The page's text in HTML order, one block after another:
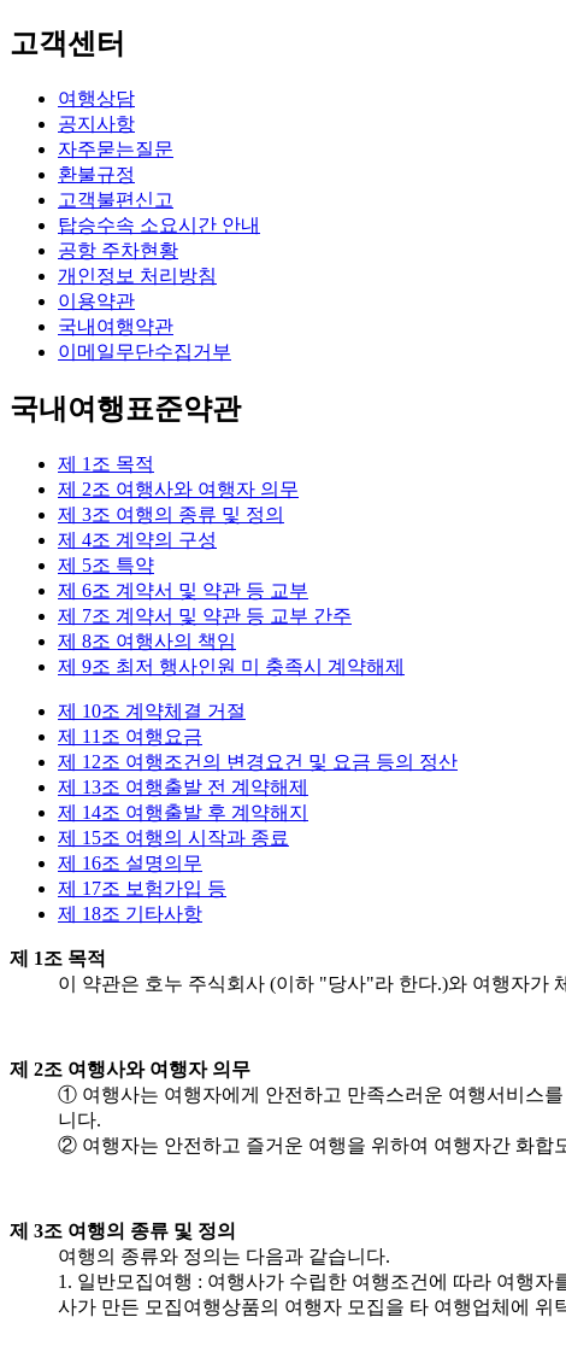
고객센터
여행상담
공지사항
자주묻는질문
환불규정
고객불편신고
탑승수속 소요시간 안내
공항 주차현황
개인정보 처리방침
이용약관
국내여행약관
이메일무단수집거부
국내여행표준약관
제 1조 목적
제 2조 여행사와 여행자 의무
제 3조 여행의 종류 및 정의
제 4조 계약의 구성
제 5조 특약
제 6조 계약서 및 약관 등 교부
제 7조 계약서 및 약관 등 교부 간주
제 8조 여행사의 책임
제 9조 최저 행사인원 미 충족시 계약해제
제 10조 계약체결 거절
제 11조 여행요금
제 12조 여행조건의 변경요건 및 요금 등의 정산
제 13조 여행출발 전 계약해제
제 14조 여행출발 후 계약해지
제 15조 여행의 시작과 종료
제 16조 설명의무
제 17조 보험가입 등
제 18조 기타사항
제 1조 목적
이 약관은 호누 주식회사 (이하 "당사"라 한다.)와 여행자가
제 2조 여행사와 여행자 의무
① 여행사는 여행자에게 안전하고 만족스러운 여행서비스
니다.
② 여행자는 안전하고 즐거운 여행을 위하여 여행자간 화합
제 3조 여행의 종류 및 정의
여행의 종류와 정의는 다음과 같습니다.
1. 일반모집여행 : 여행사가 수립한 여행조건에 따라 여행
사가 만든 모집여행상품의 여행자 모집을 타 여행업체에 위